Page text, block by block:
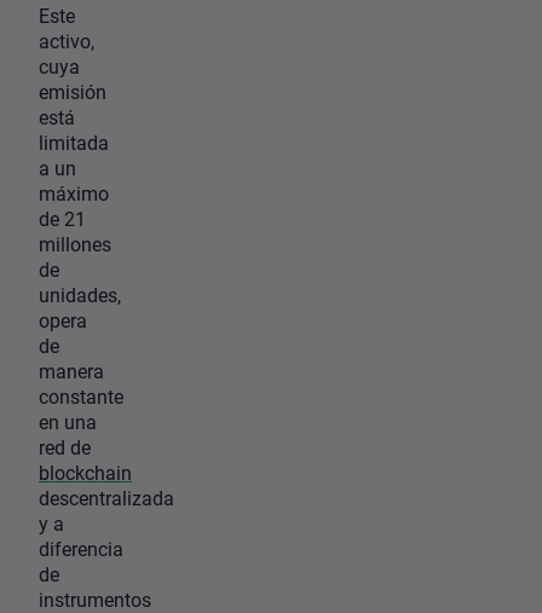
Este
activo,
cuya
emisión
está
limitada
a un
máximo
de 21
millones
de
unidades,
opera
de
manera
constante
en una
red de
blockchain
descentralizada
y a
diferencia
de
instrumentos